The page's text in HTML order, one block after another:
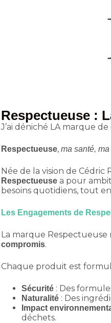
Respectueuse :
J’ai déniché LA marque
Respectueuse,ma santé, ma
Née de la vision de
Respectueusea pour
besoins quotidiens, tout
Les Engagements de
La marque
compromis.
Chaque produit est
Sécurité: Des
Naturalité: Des
Impact
déchets.